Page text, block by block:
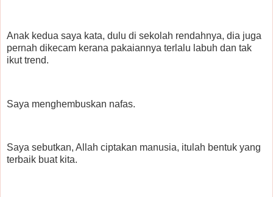
Anak kedua saya kata, dulu di sekolah rendahnya, dia juga
pernah dikecam kerana pakaiannya terlalu labuh dan tak
ikut trend.
Saya menghembuskan nafas.
Saya sebutkan, Allah ciptakan manusia, itulah bentuk yang
terbaik buat kita.